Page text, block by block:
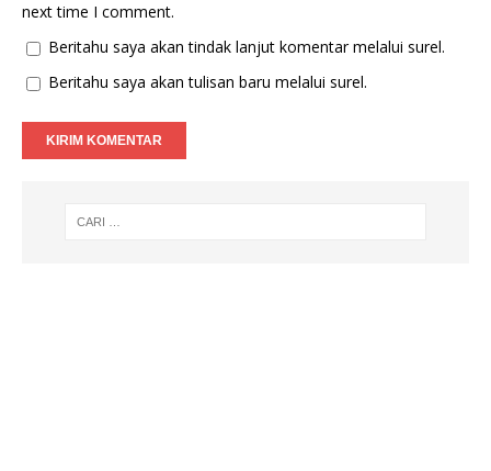
next time I comment.
Beritahu saya akan tindak lanjut komentar melalui surel.
Beritahu saya akan tulisan baru melalui surel.